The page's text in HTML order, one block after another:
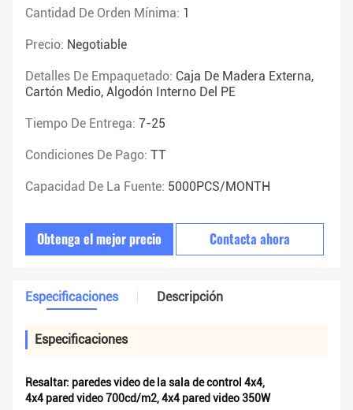
Cantidad De Orden Mínima: 1
Precio: Negotiable
Detalles De Empaquetado: Caja De Madera Externa,
Cartón Medio, Algodón Interno Del PE
Tiempo De Entrega: 7-25
Condiciones De Pago: TT
Capacidad De La Fuente: 5000PCS/MONTH
Obtenga el mejor precio Contacta ahora
Especificaciones Descripción
Especificaciones
Resaltar: paredes video de la sala de control 4x4,
4x4 pared video 700cd/m2,4x4 pared video 350W